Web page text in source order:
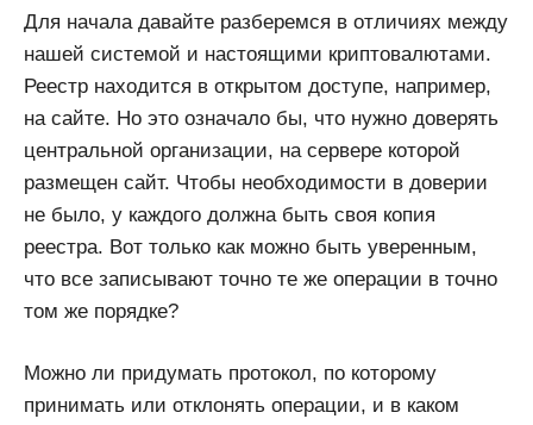
Для начала давайте разберемся в отличиях между
нашей системой и настоящими криптовалютами.
Реестр находится в открытом доступе, например,
на сайте. Но это означало бы, что нужно доверять
центральной организации, на сервере которой
размещен сайт. Чтобы необходимости в доверии
не было, у каждого должна быть своя копия
реестра. Вот только как можно быть уверенным,
что все записывают точно те же операции в точно
том же порядке?
Можно ли придумать протокол, по которому
принимать или отклонять операции, и в каком